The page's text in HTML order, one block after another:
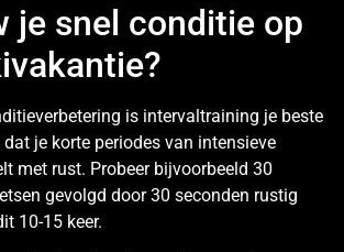
je snel conditie op
is intervaltraining je beste
je korte periodes van intensieve
met rust. Probeer bijvoorbeeld 30
gevolgd door 30 seconden rustig
10-15 keer.